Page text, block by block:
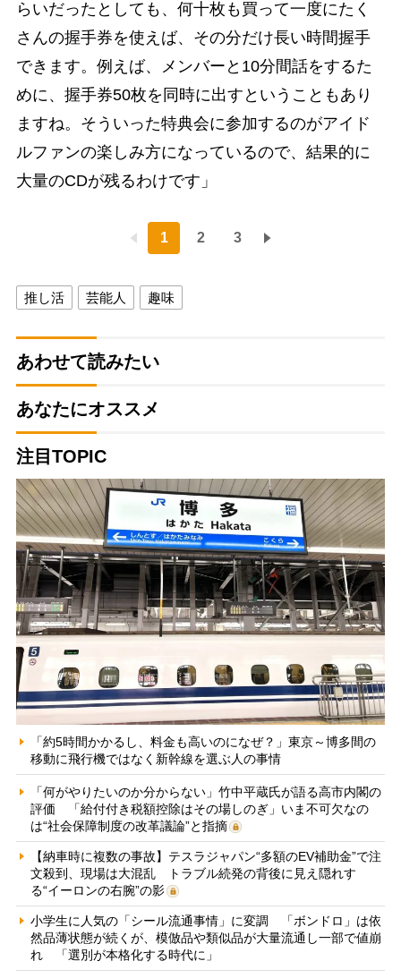
らいだったとしても、何十枚も買って一度にたく
さんの握手券を使えば、その分だけ長い時間握手
できます。例えば、メンバーと10分間話をするた
めに、握手券50枚を同時に出すということもあり
ますね。そういった特典会に参加するのがアイド
ルファンの楽しみ方になっているので、結果的に
大量のCDが残るわけです」
1 2 3
推し活 芸能人 趣味
あわせて読みたい
あなたにオススメ
注目TOPIC
「約5時間かかるし、料金も高いのになぜ？」東京～博多間の
移動に飛行機ではなく新幹線を選ぶ人の事情
「何がやりたいのか分からない」竹中平蔵氏が語る高市内閣の
評価 「給付付き税額控除はその場しのぎ」いま不可欠なの
は“社会保障制度の改革議論”と指摘
【納車時に複数の事故】テスラジャパン“多額のEV補助金”で注
文殺到、現場は大混乱 トラブル続発の背後に見え隠れす
る“イーロンの右腕”の影
小学生に人気の「シール流通事情」に変調 「ボンドロ」は依
然品薄状態が続くが、模倣品や類似品が大量流通し一部で値崩
れ 「選別が本格化する時代に」